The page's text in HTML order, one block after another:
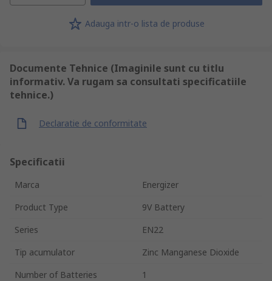
Adauga intr-o lista de produse
Documente Tehnice (Imaginile sunt cu titlu
informativ. Va rugam sa consultati specificatiile
tehnice.)
Declaratie de conformitate
Specificatii
Marca
Energizer
Product Type
9V Battery
Series
EN22
Tip acumulator
Zinc Manganese Dioxide
Number of Batteries
1